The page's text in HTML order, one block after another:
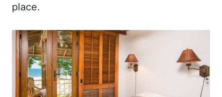
place.